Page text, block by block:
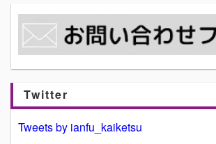
Twitter
Tweets by ianfu_kaiketsu